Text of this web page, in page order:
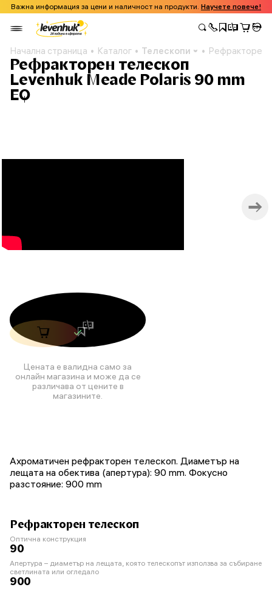
Важна информация за цени и наличност на продукти. Научете повече!
Начална страница Каталог Телескопи Рефракторен
Рефракторен телескоп
Levenhuk Meade Polaris 90 mm
EQ
Цената е валидна само за
онлайн магазина и може да се
различава от цените в
магазините.
Ахроматичен рефракторен телескоп. Диаметър на
лещата на обектива (апертура): 90 mm. Фокусно
разстояние: 900 mm
Рефракторен телескоп
Оптична конструкция
90
Апертура – диаметър на лещата, която телескопът използва за събиране
светлината или огледало
900